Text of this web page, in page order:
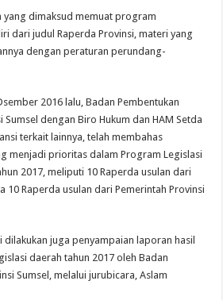
yang dimaksud memuat program
dari judul Raperda Provinsi, materi yang
dengan peraturan perundang-
2016 lalu, Badan Pembentukan
Sumsel dengan Biro Hukum dan HAM Setda
terkait lainnya, telah membahas
menjadi prioritas dalam Program Legislasi
2017, meliputi 10 Raperda usulan dari
10 Raperda usulan dari Pemerintah Provinsi
dilakukan juga penyampaian laporan hasil
daerah tahun 2017 oleh Badan
Sumsel, melalui jurubicara, Aslam